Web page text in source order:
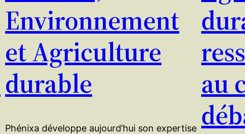
Environnement
et Agriculture
durable
Phénixa développe aujourd’hui son expertise
au